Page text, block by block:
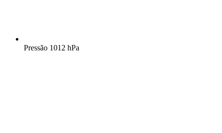
Pressão 1012 hPa